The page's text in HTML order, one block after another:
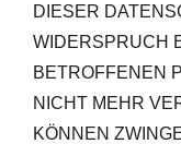
DIESER
WIDERSPRUCH
BETROFFENEN
NICHT MEHR
KÖNNEN